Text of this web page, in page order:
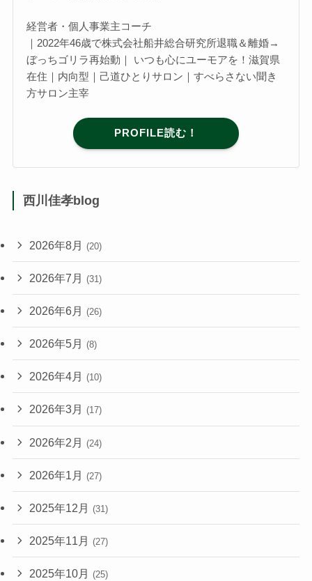
経営者・個人事業主コーチ
｜2022年46歳で株式会社船井総合研究所退職＆離婚→
ぼっちゴリラ再始動｜ いつも心にユーモアを！滋賀県
在住｜内向型｜己道ひとりサロン｜すべらさない聞き
方サロン主宰
PROFILE読む！
西川佳孝blog
2026年8月 (20)
2026年7月 (31)
2026年6月 (26)
2026年5月 (8)
2026年4月 (10)
2026年3月 (17)
2026年2月 (24)
2026年1月 (27)
2025年12月 (31)
2025年11月 (27)
2025年10月 (25)